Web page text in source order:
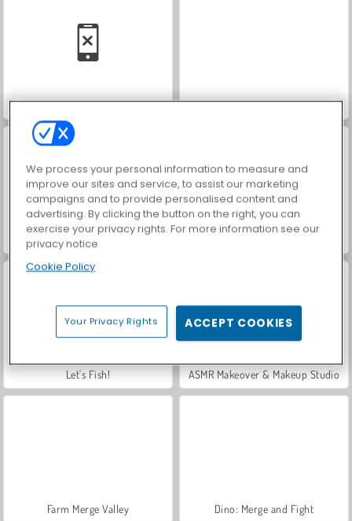
Car Parking City Duel Hidden Object: Street of Secrets
World War 2 Shooter
Let's Fish! ASMR Makeover & Makeup Studio
Farm Merge Valley Dino: Merge and Fight
We process your personal information to measure and
improve our sites and service, to assist our marketing
campaigns and to provide personalised content and
advertising. By clicking the button on the right, you can
exercise your privacy rights. For more information see our
privacy notice
Cookie Policy
Your Privacy Rights ACCEPT COOKIES